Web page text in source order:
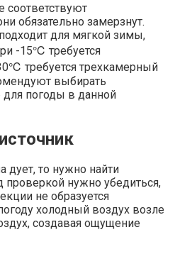
соответствуют
обязательно замерзнут.
для мягкой зимы,
-15℃ требуется
требуется трехкамерный
выбирать
для погоды в данной
дует, то нужно найти
нужно убедиться,
не образуется
холодный воздух возле
создавая ощущение